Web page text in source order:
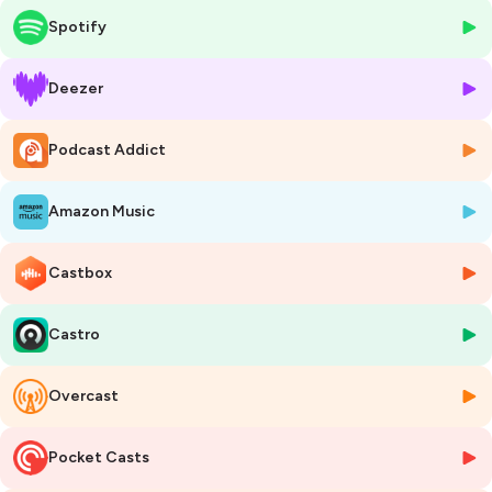
frameworks ? Et puis finalement… c’est quoi un framework ?
contre/
Hébergé par Ausha. Visitez
pour plus d'informations.
Spotify
Deezer
Podcast Addict
Amazon Music
Castbox
Castro
Overcast
Pocket Casts